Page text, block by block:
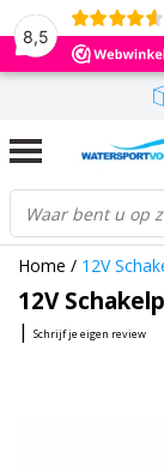
8,5
Home / 12V
12V
| Schrijf je eigen review